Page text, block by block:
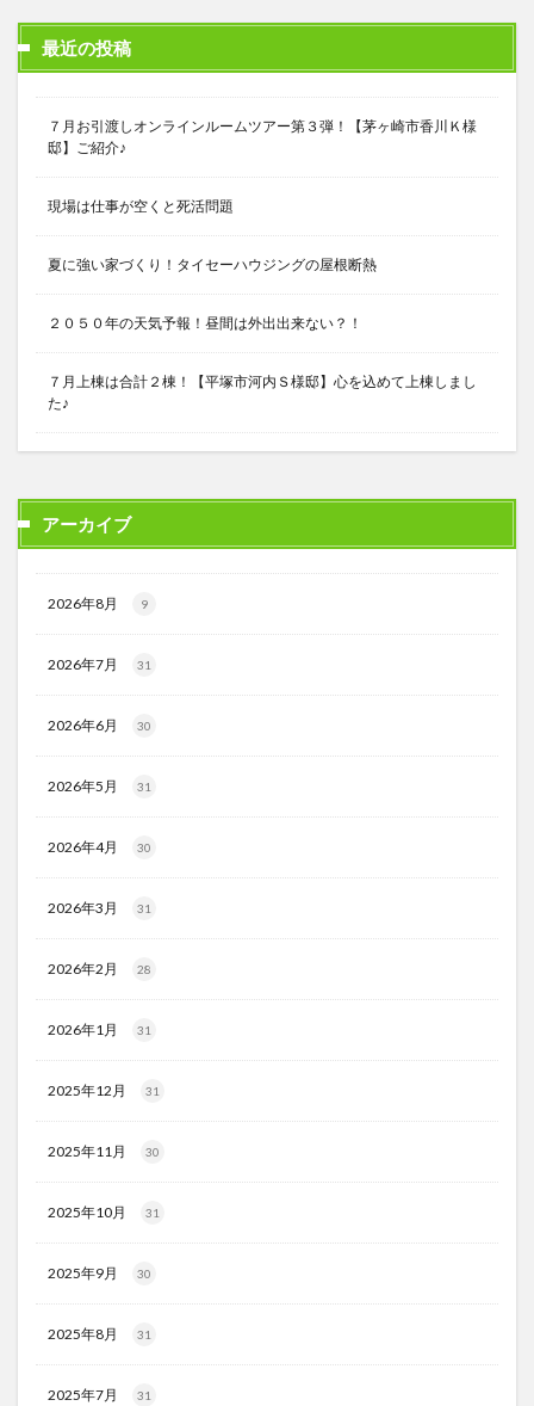
最近の投稿
７月お引渡しオンラインルームツアー第３弾！【茅ヶ崎市香川Ｋ様
邸】ご紹介♪
現場は仕事が空くと死活問題
夏に強い家づくり！タイセーハウジングの屋根断熱
２０５０年の天気予報！昼間は外出出来ない？！
７月上棟は合計２棟！【平塚市河内Ｓ様邸】心を込めて上棟しまし
た♪
アーカイブ
2026年8月 9
2026年7月 31
2026年6月 30
2026年5月 31
2026年4月 30
2026年3月 31
2026年2月 28
2026年1月 31
2025年12月 31
2025年11月 30
2025年10月 31
2025年9月 30
2025年8月 31
2025年7月 31